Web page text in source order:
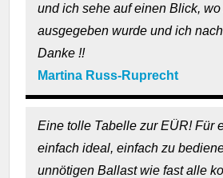
und ich sehe auf einen Blick,
ausgegeben wurde und ich
Danke !!
Martina Russ-Ruprecht
Eine tolle Tabelle zur EÜR! Für
einfach ideal, einfach zu
unnötigen Ballast wie fast alle